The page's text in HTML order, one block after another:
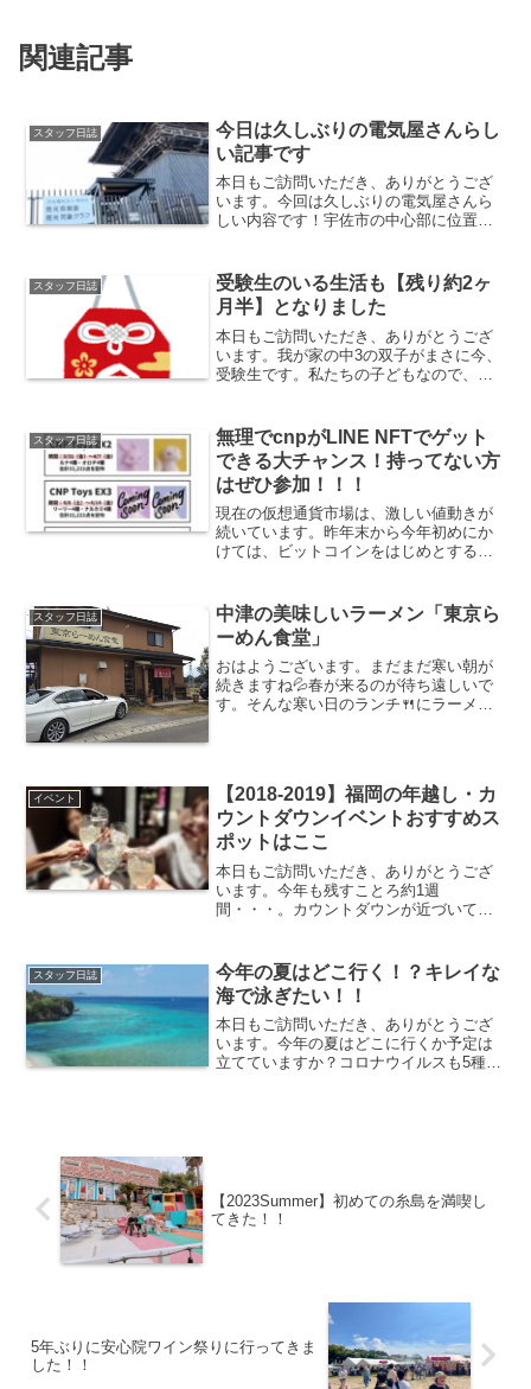
関連記事
スタッフ日誌
今日は久しぶりの電気屋さんらし
い記事です
本日もご訪問いただき、ありがとうござ
います。今回は久しぶりの電気屋さんら
しい内容です！宇佐市の中心部に位置
園 慈光児童クラブ様の電気工事をさせ
ていただきました。慈光保育園...
スタッフ日誌
受験生のいる生活も【残り約2ヶ
月半】となりました
本日もご訪問いただき、ありがとうござ
います。我が家の中3の双子がまさに今、
受験生です。私たちの子どもなので、も
か学力が上がらず・・・ここまできまし
た。この辺りは地方なの...
スタッフ日誌
無理でcnpがLINE NFTでゲット
できる大チャンス！持ってない方
はぜひ参加！！！
現在の仮想通貨市場は、激しい値動きが
続いています。昨年末から今年初めにか
けては、ビットコインをはじめとする主
しました。しかし、その後の動きは不安
定な状況が続いており、一...
スタッフ日誌
中津の美味しいラーメン「東京ら
ーめん食堂」
おはようございます。まだまだ寒い朝が
続きますね💦春が来るのが待ち遠しいで
す。そんな寒い日のランチ🍴にラーメン
社近くの東京らーめん食堂...
イベント
【2018-2019】福岡の年越し・カ
ウントダウンイベントおすすめス
ポットはここ
本日もご訪問いただき、ありがとうござ
います。今年も残すことろ約1週
間・・・。カウントダウンが近づいてき
ウントダウンは、お家でゆっくり派です
か？それとも、イベントで盛り...
スタッフ日誌
今年の夏はどこ行く！？キレイな
海で泳ぎたい！！
本日もご訪問いただき、ありがとうござ
います。今年の夏はどこに行くか予定は
立てていますか？コロナウイルスも5種に
【2023Summer】初めての糸島を満喫し
てきた！！
5年ぶりに安心院ワイン祭りに行ってきま
した！！